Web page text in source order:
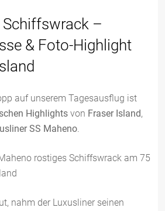
Schiffswrack –
& Foto-Highlight
auf unserem Tagesausflug ist
Highlights von Fraser Island,
SS Maheno.
nahm der Luxusliner seinen